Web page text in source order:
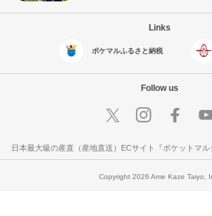
Links
ポケマルふるさと納税
Follow us
日本最大級の産直（産地直送）ECサイト『ポケットマル
Copyright 2026 Ame Kaze Taiyo,